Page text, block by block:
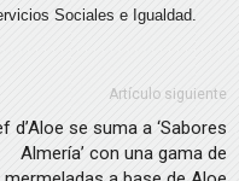
Sociales e Igualdad.
Artículo siguiente
d’Aloe se suma a ‘Sabores
Almería’ con una gama de